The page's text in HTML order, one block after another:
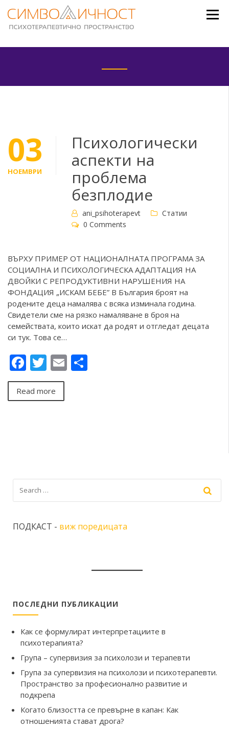
content
03
НОЕМВРИ
Психологически
аспекти на
проблема
безплодие
ani_psihoterapevt
Статии
0 Comments
ВЪРХУ ПРИМЕР ОТ НАЦИОНАЛНАТА ПРОГРАМА ЗА
СОЦИАЛНА И ПСИХОЛОГИЧЕСКА АДАПТАЦИЯ НА
ДВОЙКИ С РЕПРОДУКТИВНИ НАРУШЕНИЯ НА
ФОНДАЦИЯ „ИСКАМ БЕБЕ” В България броят на
родените деца намалява с всяка изминала година.
Свидетели сме на рязко намаляване в броя на
семействата, които искат да родят и отгледат децата
си тук. Това се…
Facebook
Twitter
Email
Read more
ПОДКАСТ - виж поредицата
ПОСЛЕДНИ ПУБЛИКАЦИИ
Как се формулират интерпретациите в
психотерапията?
Група – супервизия за психолози и терапевти
Група за супервизия на психолози и психотерапевти.
Пространство за професионално развитие и
подкрепа
Когато близостта се превърне в капан: Как
отношенията стават дрога?